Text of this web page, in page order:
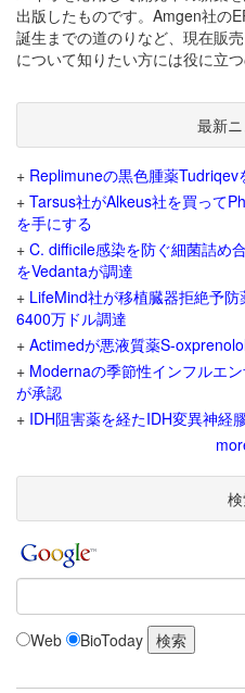
出版したものです。Amgen社の
誕生までの道のりなど、現在販
について知りたい方には役に立
最新
+ Replimuneの黒色腫薬
+ Tarsus社がAlkeus社を買って
を手にする
+ C. difficile感染を防ぐ細菌詰め
をVedantaが調達
+ LifeMind社が移植臓器拒絶予
6400万ドル調達
+ Actimedが悪液質薬S-
+ Modernaの季節性インフルエ
が承認
+ IDH阻害薬を経たIDH変異神経
Web BioToday